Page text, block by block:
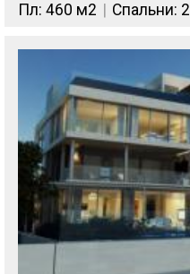
Пл: 460 м2 Спальни: 2